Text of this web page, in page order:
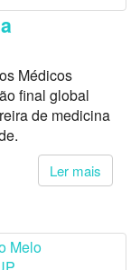
Médicos
final global
de medicina
Ler mais